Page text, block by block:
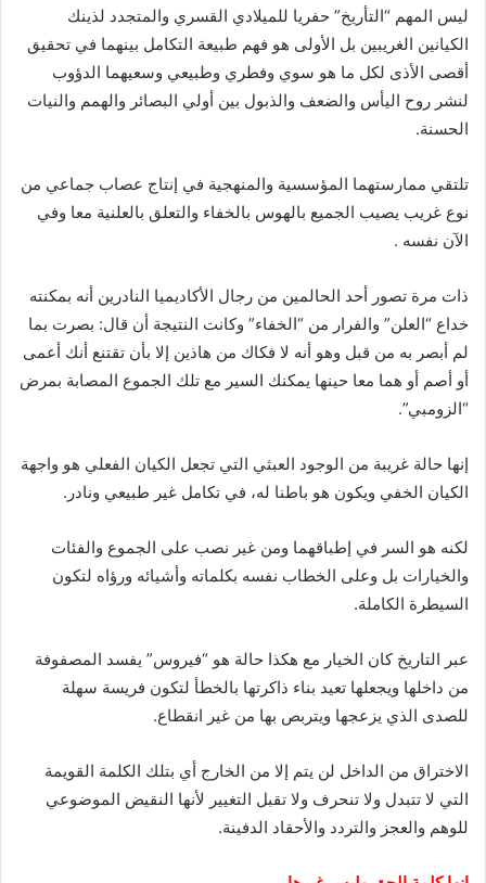
ليس المهم “التأريخ” حفريا للميلادي القسري والمتجدد لذينك
الكيانين الغريبين بل الأولى هو فهم طبيعة التكامل بينهما في تحقيق
أقصى الأذى لكل ما هو سوي وفطري وطبيعي وسعيهما الدؤوب
لنشر روح اليأس والضعف والذبول بين أولي البصائر والهمم والنيات
الحسنة.
تلتقي ممارستهما المؤسسية والمنهجية في إنتاج عصاب جماعي من
نوع غريب يصيب الجميع بالهوس بالخفاء والتعلق بالعلنية معا وفي
الآن نفسه .
ذات مرة تصور أحد الحالمين من رجال الأكاديميا النادرين أنه بمكنته
خداع “العلن” والفرار من “الخفاء” وكانت النتيجة أن قال: بصرت بما
لم أبصر به من قبل وهو أنه لا فكاك من هاذين إلا بأن تقتنع أنك أعمى
أو أصم أو هما معا حينها يمكنك السير مع تلك الجموع المصابة بمرض
“الزومبي”.
إنها حالة غريبة من الوجود العبثي التي تجعل الكيان الفعلي هو واجهة
الكيان الخفي ويكون هو باطنا له، في تكامل غير طبيعي ونادر.
لكنه هو السر في إطباقهما ومن غير نصب على الجموع والفئات
والخيارات بل وعلى الخطاب نفسه بكلماته وأشيائه ورؤاه لتكون
السيطرة الكاملة.
عبر التاريخ كان الخيار مع هكذا حالة هو “فيروس” يفسد المصفوفة
من داخلها ويجعلها تعيد بناء ذاكرتها بالخطأ لتكون فريسة سهلة
للصدى الذي يزعجها ويتربص بها من غير انقطاع.
الاختراق من الداخل لن يتم إلا من الخارج أي بتلك الكلمة القويمة
التي لا تتبدل ولا تنحرف ولا تقبل التغيير لأنها النقيض الموضوعي
للوهم والعجز والتردد والأحقاد الدفينة.